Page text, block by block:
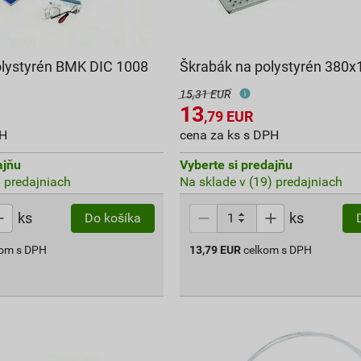
BMK DIC 1008
predajniach
ks Do košíka
s DPH
Škrabák na polystyrén
15,31 EUR
13,79 EUR
cena za ks s DPH
Vyberte si predajňu
Na sklade v (19) predajniach
ks
13,79 EURcelkom s DPH